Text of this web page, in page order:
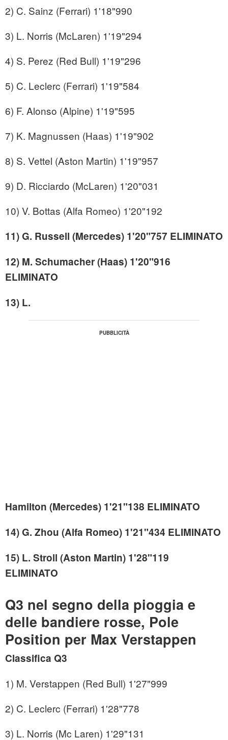
2) C. Sainz (Ferrari) 1'18"990
3) L. Norris (McLaren) 1'19"294
4) S. Perez (Red Bull) 1'19"296
5) C. Leclerc (Ferrari) 1'19"584
6) F. Alonso (Alpine) 1'19"595
7) K. Magnussen (Haas) 1'19"902
8) S. Vettel (Aston Martin) 1'19"957
9) D. Ricciardo (McLaren) 1'20"031
10) V. Bottas (Alfa Romeo) 1'20"192
11) G. Russell (Mercedes) 1'20"757 ELIMINATO
12) M. Schumacher (Haas) 1'20"916
ELIMINATO
13) L.
Hamilton (Mercedes) 1'21"138 ELIMINATO
14) G. Zhou (Alfa Romeo) 1'21"434 ELIMINATO
15) L. Stroll (Aston Martin) 1'28"119
ELIMINATO
Q3 nel segno della pioggia e
delle bandiere rosse, Pole
Position per Max Verstappen
Classifica Q3
1) M. Verstappen (Red Bull) 1'27"999
2) C. Leclerc (Ferrari) 1'28"778
3) L. Norris (Mc Laren) 1'29"131